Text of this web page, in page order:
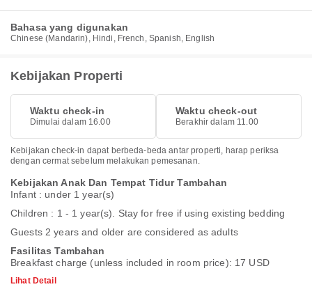
Bahasa yang digunakan
Chinese (Mandarin), Hindi, French, Spanish, English
Kebijakan Properti
Waktu check-in
Dimulai dalam 16.00
Waktu check-out
Berakhir dalam 11.00
Kebijakan check-in dapat berbeda-beda antar properti, harap periksa
dengan cermat sebelum melakukan pemesanan.
Kebijakan Anak Dan Tempat Tidur Tambahan
Infant : under 1 year(s)
Children : 1 - 1 year(s). Stay for free if using existing bedding
Guests 2 years and older are considered as adults
Fasilitas Tambahan
Breakfast charge (unless included in room price): 17 USD
Lihat Detail